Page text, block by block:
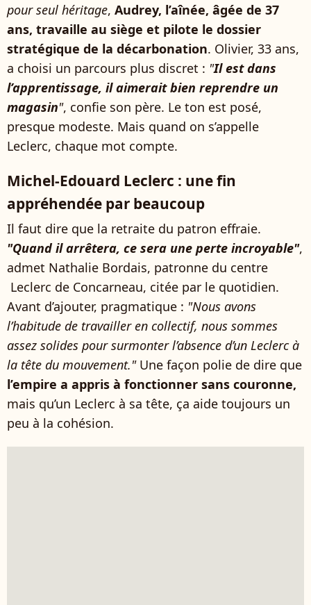
pour seul héritage, Audrey, l’aînée, âgée de 37
ans, travaille au siège et pilote le dossier
stratégique de la décarbonation. Olivier, 33 ans,
a choisi un parcours plus discret : "Il est dans
l’apprentissage, il aimerait bien reprendre un
magasin", confie son père. Le ton est posé,
presque modeste. Mais quand on s’appelle
Leclerc, chaque mot compte.
Michel-Edouard Leclerc : une fin
appréhendée par beaucoup
Il faut dire que la retraite du patron effraie.
"Quand il arrêtera, ce sera une perte incroyable",
admet Nathalie Bordais, patronne du centre
Leclerc de Concarneau, citée par le quotidien.
Avant d’ajouter, pragmatique : "Nous avons
l’habitude de travailler en collectif, nous sommes
assez solides pour surmonter l’absence d’un Leclerc à
la tête du mouvement."Une façon polie de dire que
l’empire a appris à fonctionner sans couronne,
mais qu’un Leclerc à sa tête, ça aide toujours un
peu à la cohésion.